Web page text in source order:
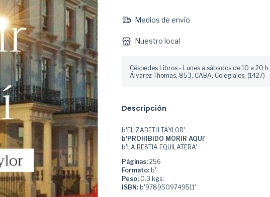
Medios de envío
Nuestro local
Céspedes Libros - Lunes a sábados de 10 a 20 h.
Álvarez Thomas, 853, CABA, Colegiales, (1427)
Descripción
b'ELIZABETH TAYLOR'
b'PROHIBIDO MORIR AQUI'
b'LA BESTIA EQUILATERA'
Páginas: 256
Formato: b''
Peso: 0.3 kgs.
ISBN: b'9789509749511'